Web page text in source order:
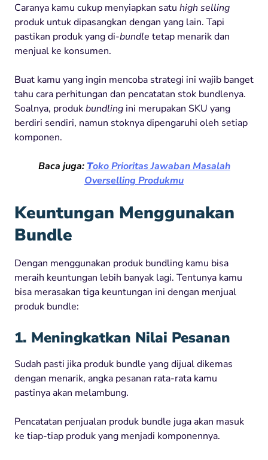
Caranya kamu cukup menyiapkan satu high selling
produk untukdipasangkan dengan yang lain. Tapi
pastikan produkyang di-bundle tetap menarik dan
menjual ke konsumen.
Buat kamu yang ingin mencoba strategi ini wajib banget
tahu cara perhitungan dan pencatatan stok bundlenya.
Soalnya, produkbundling ini merupakan SKU yang
berdiri sendiri, namun stoknyadipengaruhi oleh setiap
komponen.
Baca juga: Toko Prioritas Jawaban Masalah
Overselling Produkmu
Keuntungan Menggunakan
Bundle
Dengan menggunakan produk bundling kamu bisa
meraih keuntungan lebih banyak lagi. Tentunya kamu
bisa merasakan tiga keuntungan ini dengan menjual
produk bundle:
1. Meningkatkan Nilai Pesanan
Sudah pasti jika produk bundle yangdijualdikemas
dengan menarik, angka pesanan rata-rata kamu
pastinyaakan melambung.
Pencatatan penjualan produk bundle jugaakan masuk
ke tiap-tiap produkyang menjadi komponennya.